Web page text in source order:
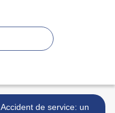
Accident de service: un